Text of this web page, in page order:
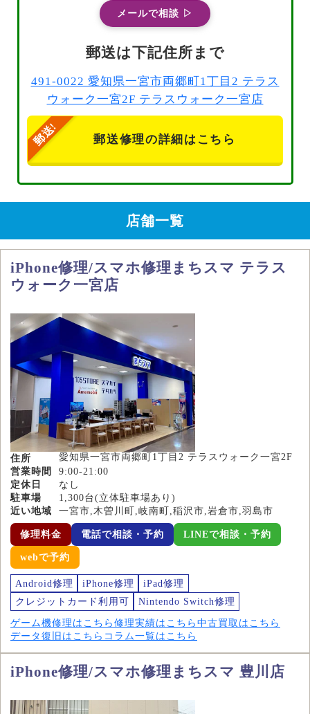
メールで相談 ▷
郵送は下記住所まで
491-0022 愛知県一宮市両郷町1丁目2 テラス
ウォーク一宮2F テラスウォーク一宮店
郵送修理の詳細はこちら
店舗一覧
iPhone修理/スマホ修理まちスマ テラス
ウォーク一宮店
住所
愛知県一宮市両郷町1丁目2 テラスウォーク一宮2F
営業時間
9:00-21:00
定休日
なし
駐車場
1,300台(立体駐車場あり)
近い地域
一宮市,木曽川町,岐南町,稲沢市,岩倉市,羽島市
修理料金 電話で相談・予約 LINEで相談・予約
webで予約
Android修理 iPhone修理
iPad修理
クレジットカード利用可
Nintendo Switch修理
ゲーム機修理はこちら 修理実績はこちら 中古買取はこちら
データ復旧はこちら コラム一覧はこちら
iPhone修理/スマホ修理まちスマ 豊川店